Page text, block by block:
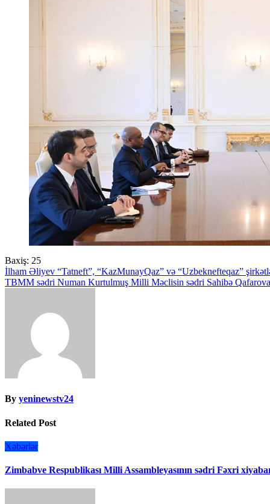
Baxiş: 25
Yazı
naviqasiyası
İlham Əliyev “Tatneft”, “KazMunayQaz” və “Uzbeknefteqaz”
TBMM sədri Numan Kurtulmuş Milli Məclisin sədri Sahibə
By yeninewstv24
Related Post
Xəbərlər
Zimbabve Respublikası Milli Assambleyasının sədri Fəxri